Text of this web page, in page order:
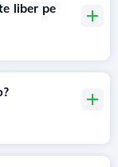
liber pe